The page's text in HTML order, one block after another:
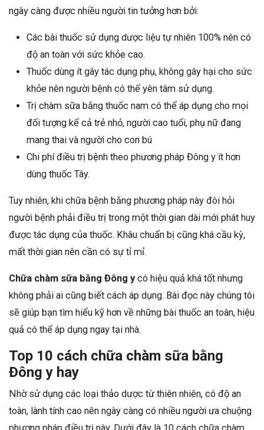
ngày càng được nhiều người tin tưởng hơn bởi:
Các bài thuốc sử dụng dược liệu tự nhiên 100% nên có
độ an toàn với sức khỏe cao.
Thuốc dùng ít gây tác dụng phụ, không gây hại cho sức
khỏe nên người bệnh có thể yên tâm sử dụng.
Trị chàm sữa bằng thuốc nam có thể áp dụng cho mọi
đối tượng kể cả trẻ nhỏ, người cao tuổi, phụ nữ đang
mang thai và người cho con bú
Chi phí điều trị bệnh theo phương pháp Đông y ít hơn
dùng thuốc Tây.
Tuy nhiên, khi chữa bệnh bằng phương pháp này đòi hỏi
người bệnh phải điều trị trong một thời gian dài mới phát huy
được tác dụng của thuốc. Khâu chuẩn bị cũng khá cầu kỳ,
mất thời gian nên cần có sự tỉ mỉ.
Chữa chàm sữa bằng Đông ycó hiệu quả khá tốt nhưng
không phải ai cũng biết cách áp dụng. Bài đọc này chúng tôi
sẽ giúp bạn tìm hiểu kỹ hơn về những bài thuốc an toàn, hiệu
quả có thể áp dụng ngay tại nhà.
Top 10 cách chữa chàm sữa bằng
Đông y hay
Nhờ sử dụng các loại thảo dược từ thiên nhiên, có độ an
toàn, lành tính cao nên ngày càng có nhiều người ưa chuộng